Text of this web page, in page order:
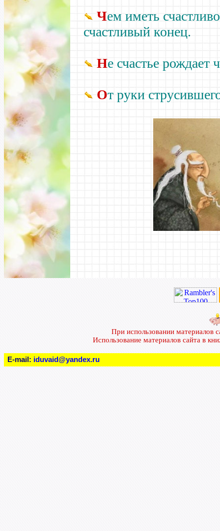
Чем иметь
счастливый конец.
Не счастье рождает
От руки
При использовании материалов
Использование материалов сайта в
E-mail: iduvaid@yandex.ru